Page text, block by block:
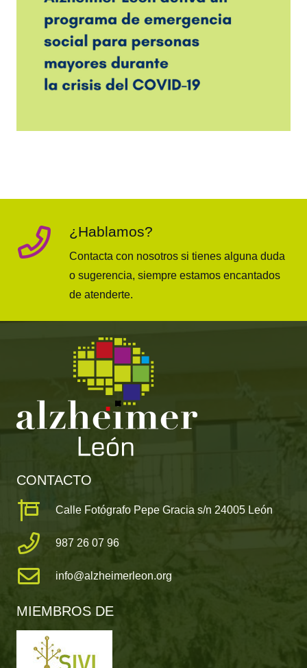
¿Hablamos?
Contacta con nosotros si tienes alguna duda
o sugerencia, siempre estamos encantados
de atenderte.
CONTACTO
Calle Fotógrafo Pepe Gracia s/n 24005 León
987 26 07 96
info@alzheimerleon.org
MIEMBROS DE